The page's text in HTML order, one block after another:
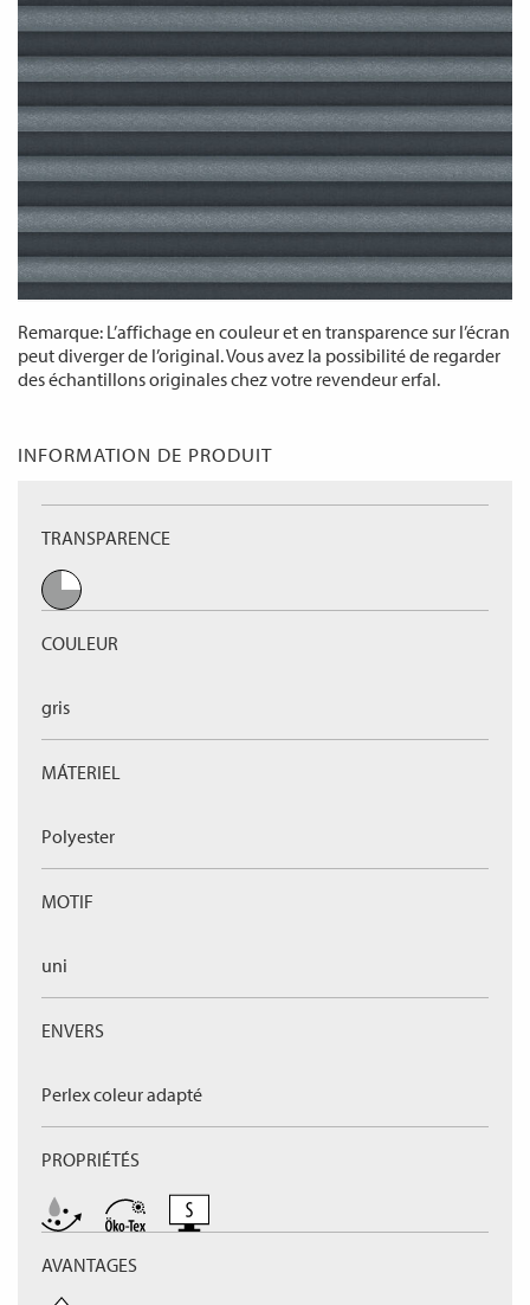
Remarque: L’affichage en couleur et en transparence sur l’écran
peut diverger de l’original. Vous avez la possibilité de regarder
des échantillons originales chez votre revendeur erfal.
INFORMATION DE PRODUIT
TRANSPARENCE
COULEUR
gris
MÁTERIEL
Polyester
MOTIF
uni
ENVERS
Perlex coleur adapté
PROPRIÉTÉS
AVANTAGES